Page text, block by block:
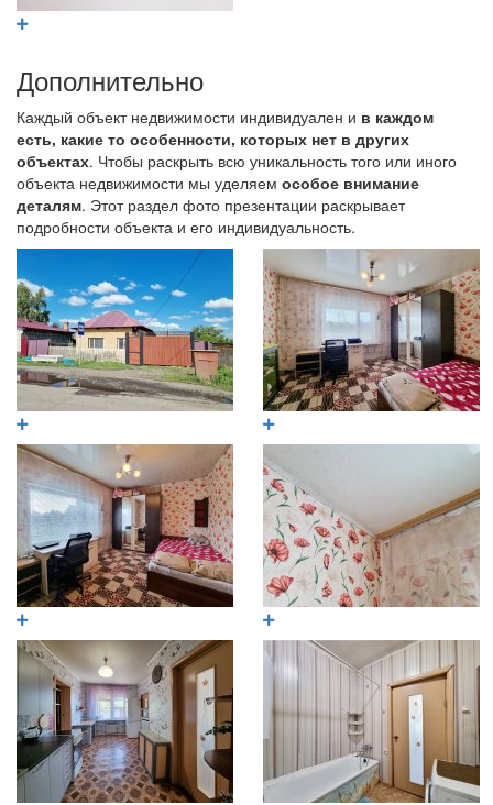
Дополнительно
Каждый объект недвижимости индивидуален и в каждом
есть, какие то особенности, которых нет в других
объектах. Чтобы раскрыть всю уникальность того или иного
объекта недвижимости мы уделяем особое внимание
деталям. Этот раздел фото презентации раскрывает
подробности объекта и его индивидуальность.